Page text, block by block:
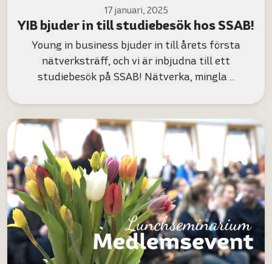
17 januari, 2025
YIB bjuder in till studiebesök hos SSAB!
Young in business bjuder in till årets första
nätverksträff, och vi är inbjudna till ett
studiebesök på SSAB! Nätverka, mingla …